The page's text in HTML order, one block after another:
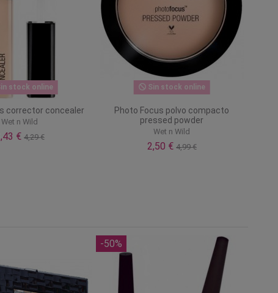
stock online
corrector concealer
Wet n Wild
€ 4,29 €
Sin stock online
Photo Focus polvo compacto
pressed powder
Wet n Wild
2,50 € 4,99 €
-50%